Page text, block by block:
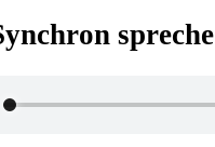
spreche